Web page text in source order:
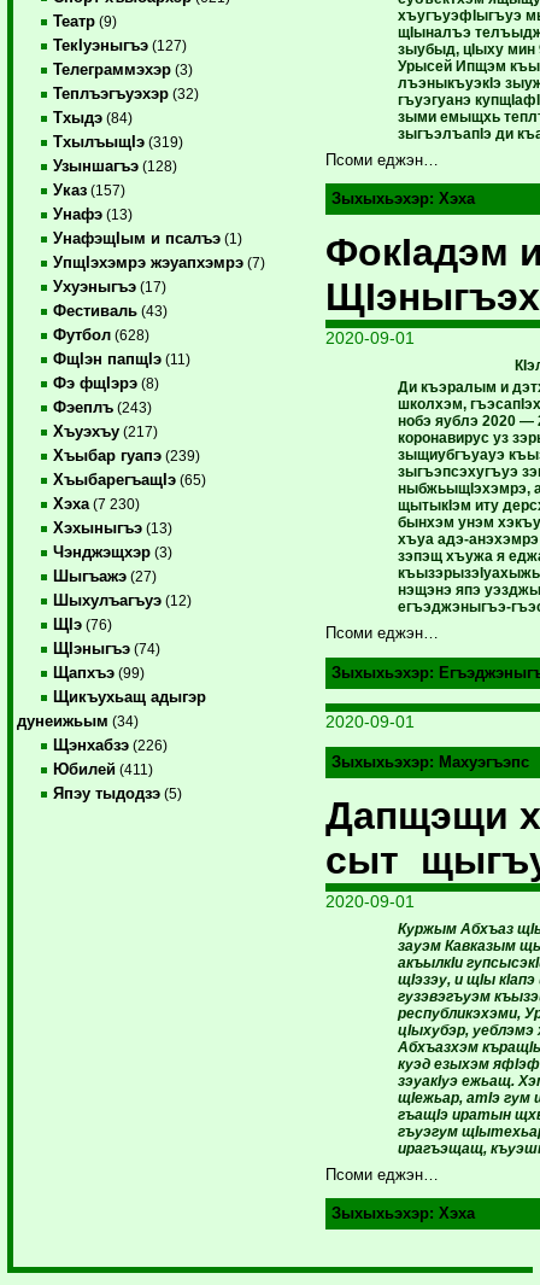
Театр (9)
ТекIуэныгъэ (127)
Телеграммэхэр (3)
Теплъэгъуэхэр (32)
Тхыдэ (84)
ТхылъыщIэ (319)
Узыншагъэ (128)
Указ (157)
Унафэ (13)
УнафэщIым и псалъэ (1)
УпщIэхэмрэ жэуапхэмрэ (7)
Ухуэныгъэ (17)
Фестиваль (43)
Футбол (628)
ФщIэн папщIэ (11)
Фэ фщIэрэ (8)
Фэеплъ (243)
Хъуэхъу (217)
Хъыбар гуапэ (239)
ХъыбарегъащIэ (65)
Хэха (7 230)
Хэхыныгъэ (13)
Чэнджэщхэр (3)
Шыгъажэ (27)
Шыхулъагъуэ (12)
ЩIэ (76)
ЩIэныгъэ (74)
Щапхъэ (99)
Щикъухьащ адыгэр
дунеижьым (34)
Щэнхабзэ (226)
Юбилей (411)
Япэу тыдодзэ (5)
хъугъуэфIыгъуэ
щIыналъэ
зыубыд, цIыху мин
Урысей Ипщэм
лъэныкъуэкIэ
гъуэгуанэ
зыми емыщхь
зыгъэлъапIэ ди
Псоми еджэн…
Зыхыхьэхэр: Хэха
ФокIадэм
2020-09-01
Ди къэралым и
школхэм,
нобэ яублэ 2020 —
коронавирус уз
зыщиубгъуауэ
зыгъэпсэхугъуэ
ныбжьыщIэхэмрэ,
щытыкIэм иту
бынхэм унэм
хъуа адэ-
зэпэщ хъужа я
нэщэнэ япэ
егъэджэныгъэ-
Псоми еджэн…
Зыхыхьэхэр:
2020-09-01
Зыхыхьэхэр: Махуэгъэпс
Дапщэщи
сыт
2020-09-01
Куржым Абхъаз
зауэм Кавказым
акъылкIи
щIэзэу, и щIы кIапэ
гузэвэгъуэм
республикэхэми,
цIыхубэр,
Абхъазхэм
куэд езыхэм
зэуакIуэ ежьащ.
щIежьар, атIэ гум
гъащIэ иратын
гъуэгум
ирагъэщащ,
Псоми еджэн…
Зыхыхьэхэр: Хэха